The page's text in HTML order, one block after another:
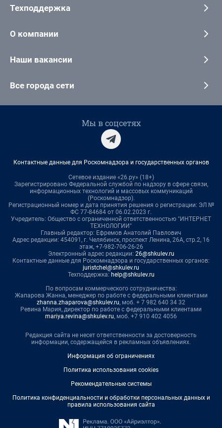
Техподдержка
О компании
Наши вакансии
Все города сети
Мы в соцсетях
Контактные данные для Роскомнадзора и государственных органов
Сетевое издание «26.ру» (18+)
Зарегистрировано Федеральной службой по надзору в сфере связи,
информационных технологий и массовых коммуникаций
(Роскомнадзор).
Регистрационный номер и дата принятия решения о регистрации: ЭЛ №
ФС 77-84684 от 06.02.2023 г.
Учредитель: Общество с ограниченной ответственностью "ИНТЕРНЕТ
ТЕХНОЛОГИИ"
Главный редактор: Ефремов Анатолий Павлович
Адрес редакции: 454091, г. Челябинск, проспект Ленина, 26А, стр.2, 16
этаж, +7-982-706-26-26
Электронный адрес редакции: 26@shkulev.ru
Контактные данные для Роскомнадзора и государственных органов:
juristchel@shkulev.ru
Техподдержка: help@shkulev.ru
По вопросам коммерческого сотрудничества:
Жапарова Жанна, менеджер по работе с федеральными клиентами
zhanna.zhaparova@shkulev.ru, моб. + 7 982 640 34 32
Ревина Мария, директор по работе с федеральными клиентами
mariya.revina@shkulev.ru, моб. +7 910 402 4056
Редакция сайта не несет ответственности за достоверность
информации, содержащейся в рекламных объявлениях.
Информация об ограничениях
Политика использования cookies
Рекомендательные системы
Политика конфиденциальности и обработки персональных данных и
правила использования сайта